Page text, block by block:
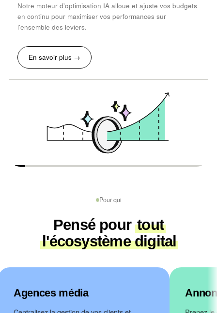
Notre moteur d'optimisation IA alloue et ajuste vos budgets
en continu pour maximiser vos performances sur
l'ensemble des leviers.
En savoir plus →
Pour qui
Pensé pourtout
l'écosystème digital
Agences média